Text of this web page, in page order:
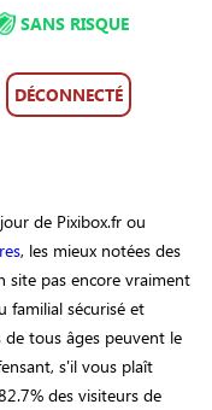
SANS RISQUE
DÉCONNECTÉ
de Pixibox.fr ou
, les mieux notées des
site pas encore vraiment
familial sécurisé et
tous âges peuvent le
s'il vous plaît
des visiteurs de